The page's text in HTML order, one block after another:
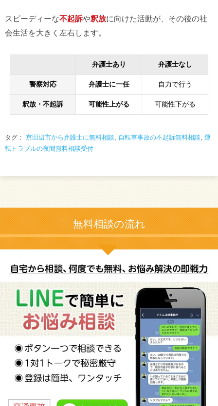
スピーディーな不起訴や釈放に向けた活動が、その後の社
会生活を大きく左右します。
弁護士あり 弁護士なし
警察対応 弁護士に一任 自力で行う
釈放・不起訴 可能性上がる 可能性下がる
タグ： 京田辺市から弁護士に無料相談, 自転車事故の不起訴無料相談, 運
転トラブルの夜間無料相談受付
無料相談の流れ